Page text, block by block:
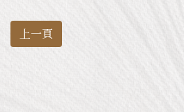
上一頁